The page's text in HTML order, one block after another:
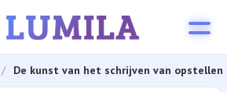
De kunst van het schrijven van